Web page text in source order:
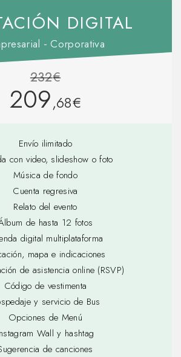
DIGITAL
- Corporativa
232€
209,68€
Envío ilimitado
con video, slideshow o foto
Música de fondo
Cuenta regresiva
Relato del evento
de hasta 12 fotos
digital multiplataforma
mapa e indicaciones
de asistencia online (RSVP)
Código de vestimenta
y servicio de Bus
Opciones de Menú
Wall y hashtag
de canciones